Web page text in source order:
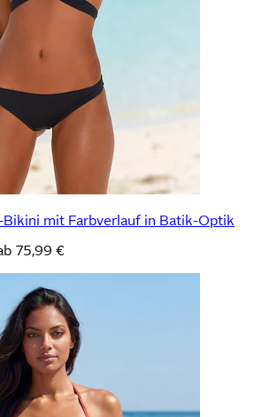
Bikini mit Farbverlauf in Batik-Optik
75,99 €